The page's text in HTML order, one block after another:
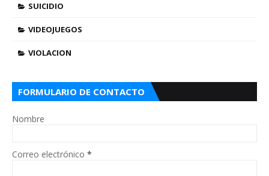
SUICIDIO
VIDEOJUEGOS
VIOLACION
FORMULARIO DE CONTACTO
Nombre
Correo electrónico *